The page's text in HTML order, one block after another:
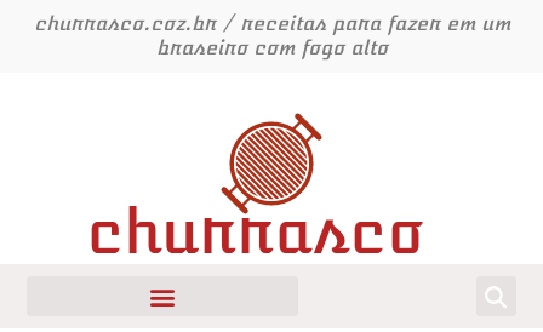
churrasco.coz.br / receitas para fazer em um
braseiro com fogo alto
churrasco